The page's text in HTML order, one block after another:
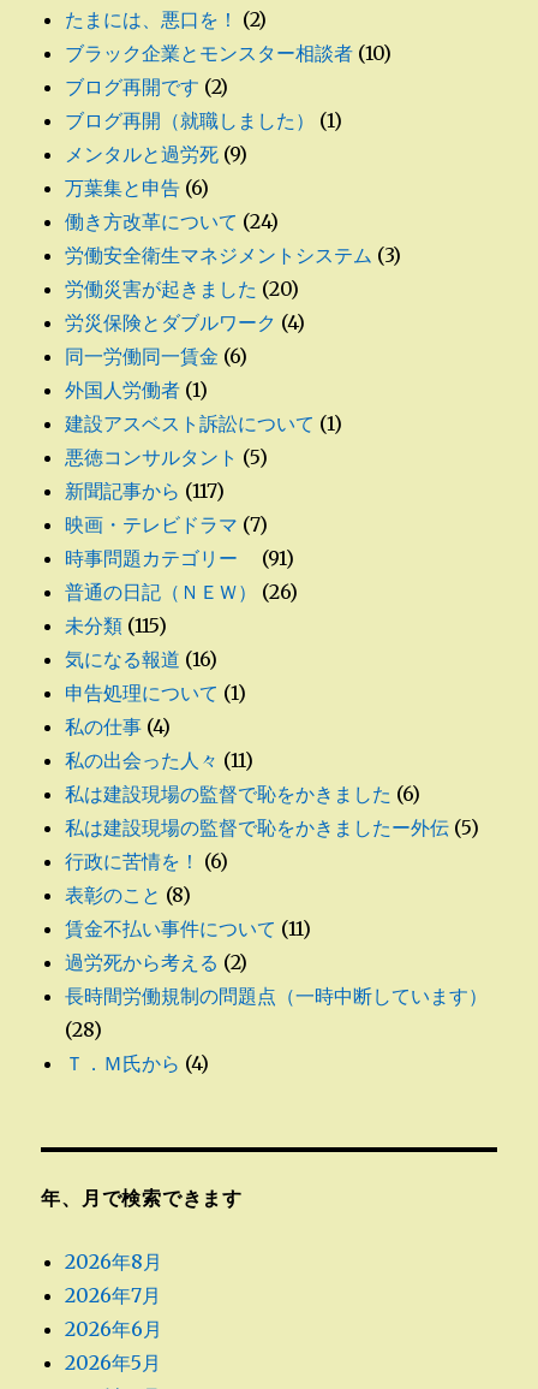
たまには、悪口を！ (2)
ブラック企業とモンスター相談者 (10)
ブログ再開です (2)
ブログ再開（就職しました）
(1)
メンタルと過労死 (9)
万葉集と申告 (6)
働き方改革について (24)
労働安全衛生マネジメントシステム (3)
労働災害が起きました (20)
労災保険とダブルワーク (4)
同一労働同一賃金 (6)
外国人労働者 (1)
建設アスベスト訴訟について (1)
悪徳コンサルタント (5)
新聞記事から (117)
映画・テレビドラマ (7)
時事問題カテゴリー
(91)
普通の日記（ＮＥＷ）
(26)
未分類 (115)
気になる報道 (16)
申告処理について (1)
私の仕事 (4)
私の出会った人々 (11)
私は建設現場の監督で恥をかきました (6)
私は建設現場の監督で恥をかきましたー外伝 (5)
行政に苦情を！ (6)
表彰のこと (8)
賃金不払い事件について (11)
過労死から考える (2)
長時間労働規制の問題点（一時中断しています）
(28)
Ｔ．Ｍ氏から (4)
年、月で検索できます
2026年8月
2026年7月
2026年6月
2026年5月